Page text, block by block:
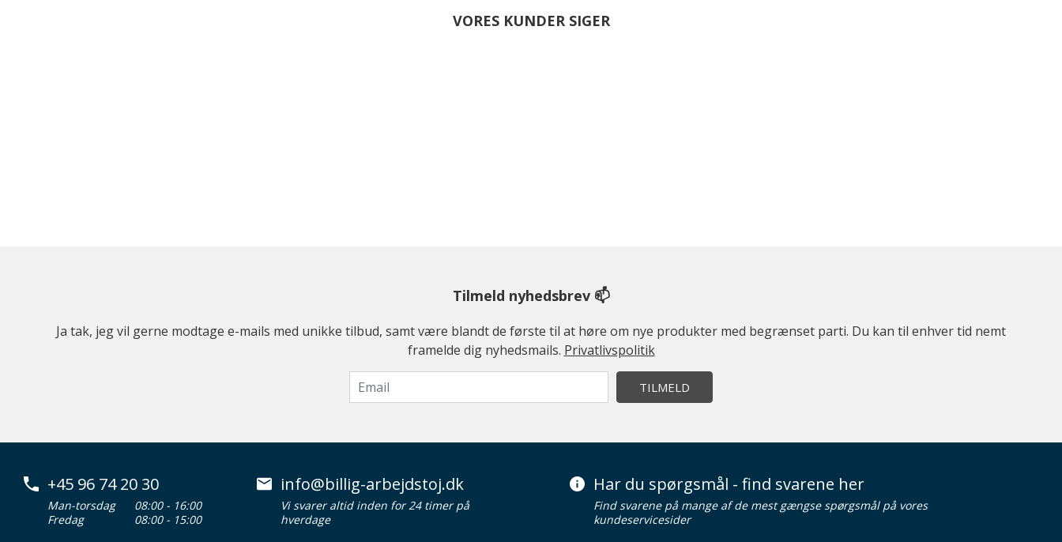
VORES KUNDER SIGER
Tilmeld nyhedsbrev 📫
Ja tak, jeg vil gerne modtage e-mails med unikke tilbud, samt være blandt de første til at høre om nye produkter med begrænset parti. Du kan til enhver tid nemt
framelde dig nyhedsmails. Privatlivspolitik
TILMELD
+45 96 74 20 30
Man-torsdag
08:00 - 16:00
Fredag
08:00 - 15:00
info@billig-arbejdstoj.dk
Vi svarer altid inden for 24 timer på
hverdage
Har du spørgsmål - find svarene her
Find svarene på mange af de mest gængse spørgsmål på vores
kundeservicesider